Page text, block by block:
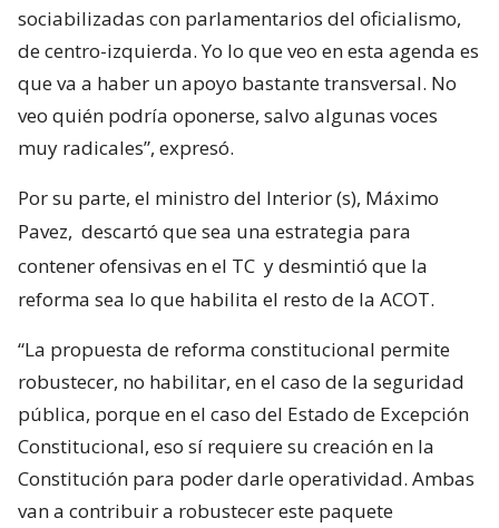
sociabilizadas con parlamentarios del oficialismo,
de centro-izquierda. Yo lo que veo en esta agenda es
que va a haber un apoyo bastante transversal. No
veo quién podría oponerse, salvo algunas voces
muy radicales”, expresó.
Por su parte, el ministro del Interior (s), Máximo
Pavez, descartó que sea una estrategia para
contener ofensivas en el TC y desmintió que la
reforma sea lo que habilita el resto de la ACOT.
“La propuesta de reforma constitucional permite
robustecer, no habilitar, en el caso de la seguridad
pública, porque en el caso del Estado de Excepción
Constitucional, eso sí requiere su creación en la
Constitución para poder darle operatividad. Ambas
van a contribuir a robustecer este paquete